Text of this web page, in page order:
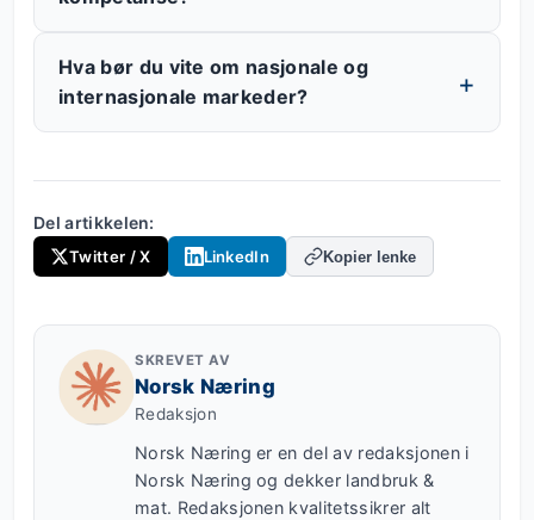
Hva bør du vite om nasjonale og
internasjonale markeder?
Del artikkelen:
Twitter / X LinkedIn Kopier lenke
SKREVET AV
Norsk Næring
Redaksjon
Norsk Næring er en del av redaksjonen i
Norsk Næring og dekker landbruk &
mat. Redaksjonen kvalitetssikrer alt